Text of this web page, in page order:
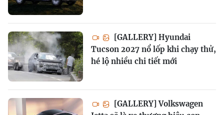
[GALLERY] Hyundai
Tucson 2027 nổ lốp khi chạy thử,
hé lộ nhiều chi tiết mới
[GALLERY] Volkswagen